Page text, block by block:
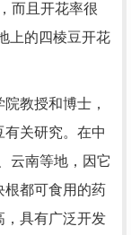
而且开花率很
上的四棱豆开花
教授和博士，
关研究。在中
云南等地，因它
根都可食用的药
，具有广泛开发